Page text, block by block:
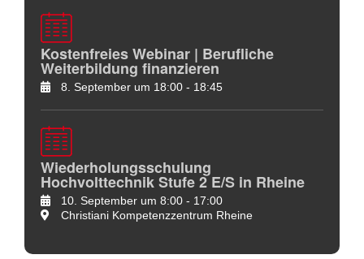
Kostenfreies Webinar | Berufliche
Weiterbildung finanzieren
8. September um 18:00 - 18:45
Wiederholungsschulung
Hochvolttechnik Stufe 2 E/S in Rheine
10. September um 8:00 - 17:00
Christiani Kompetenzzentrum Rheine